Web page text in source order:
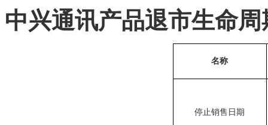
中兴通讯产品退市生命周
名称
停止销售日期